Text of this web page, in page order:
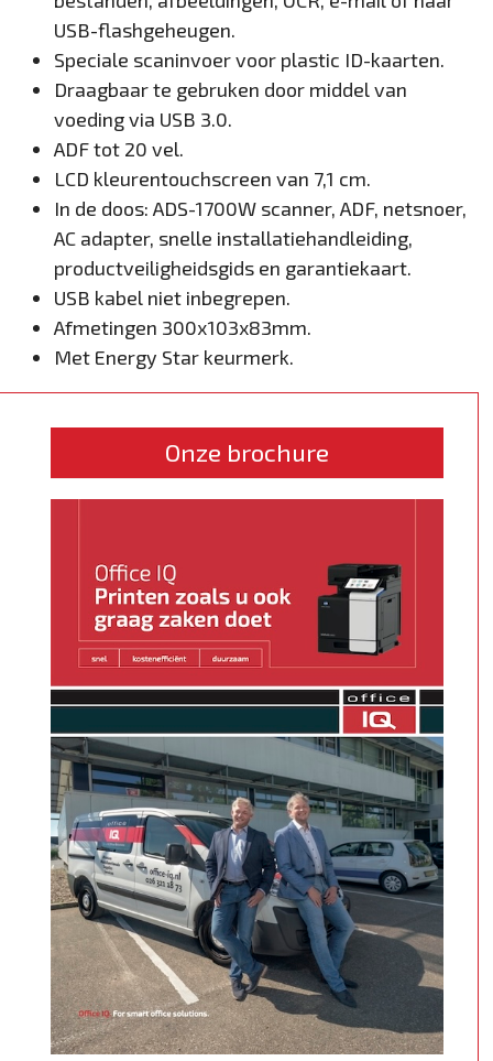
Onze brochure
USB-flashgeheugen.
Speciale scaninvoer voor plastic ID-kaarten.
Draagbaar te gebruken door middel van
voeding via USB 3.0.
ADF tot 20 vel.
LCD kleurentouchscreen van 7,1 cm.
In de doos: ADS-1700W scanner, ADF, netsnoer,
AC adapter, snelle installatiehandleiding,
productveiligheidsgids en garantiekaart.
USB kabel niet inbegrepen.
Afmetingen 300x103x83mm.
Met Energy Star keurmerk.